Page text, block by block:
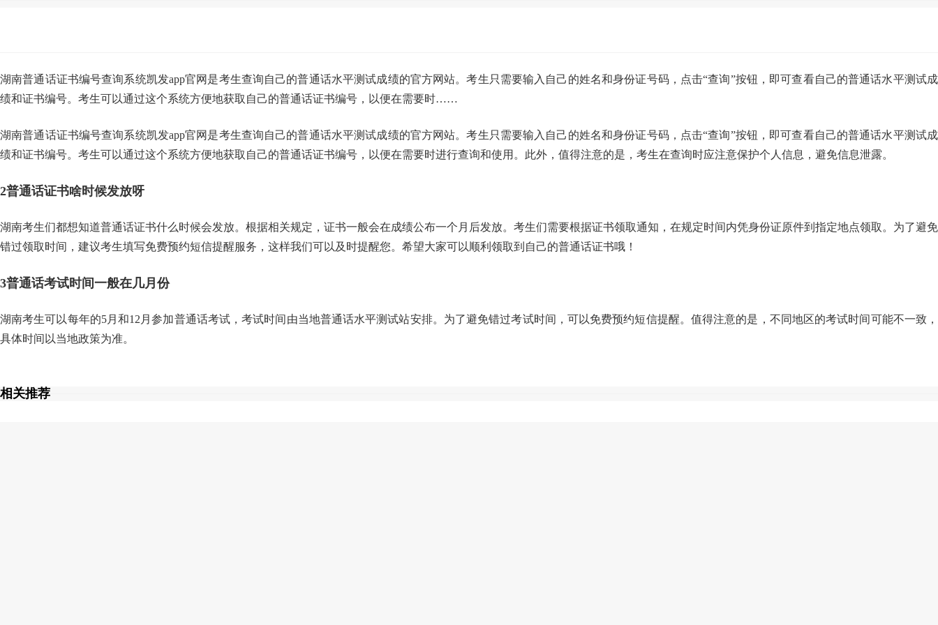
湖南普通话证书编号查询系统凯发app官网是考生查询自己的普通话水平测试成绩的官方网站。考生只需要输入自己的姓名和身份证号码，点击“查询”按钮，即可查看自己的普通话水平测试成
绩和证书编号。考生可以通过这个系统方便地获取自己的普通话证书编号，以便在需要时……
湖南普通话证书编号查询系统凯发app官网是考生查询自己的普通话水平测试成绩的官方网站。考生只需要输入自己的姓名和身份证号码，点击“查询”按钮，即可查看自己的普通话水平测试成
绩和证书编号。考生可以通过这个系统方便地获取自己的普通话证书编号，以便在需要时进行查询和使用。此外，值得注意的是，考生在查询时应注意保护个人信息，避免信息泄露。
2普通话证书啥时候发放呀
湖南考生们都想知道普通话证书什么时候会发放。根据相关规定，证书一般会在成绩公布一个月后发放。考生们需要根据证书领取通知，在规定时间内凭身份证原件到指定地点领取。为了避免
错过领取时间，建议考生填写免费预约短信提醒服务，这样我们可以及时提醒您。希望大家可以顺利领取到自己的普通话证书哦！
3普通话考试时间一般在几月份
湖南考生可以每年的5月和12月参加普通话考试，考试时间由当地普通话水平测试站安排。为了避免错过考试时间，可以免费预约短信提醒。值得注意的是，不同地区的考试时间可能不一致，
具体时间以当地政策为准。
相关推荐